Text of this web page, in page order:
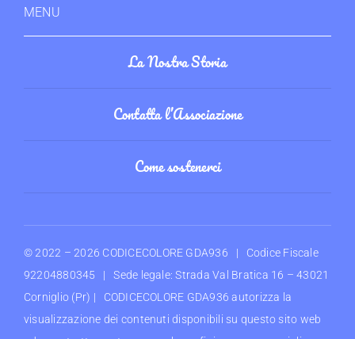
MENU
La Nostra Storia
Contatta l’Associazione
Come sostenerci
© 2022 –2026 CODICECOLORE GDA936 | Codice Fiscale
92204880345 | Sede legale: Strada Val Bratica 16 – 43021
Corniglio (Pr) | CODICECOLORE GDA936 autorizza la
visualizzazione dei contenuti disponibili su questo sito web